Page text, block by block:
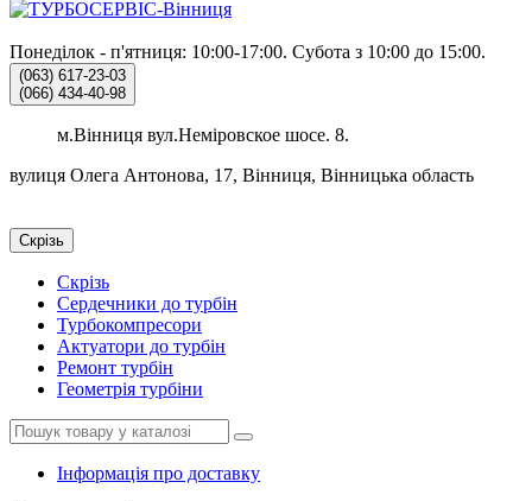
Понеділок - п'ятниця: 10:00-17:00. Субота з 10:00 до 15:00.
(063) 617-23-03
(066) 434-40-98
м.Вінниця вул.Неміровское шосе. 8.
вулиця Олега Антонова, 17, Вінниця, Вінницька область
Скрізь
Скрізь
Сердечники до турбін
Турбокомпресори
Актуатори до турбін
Ремонт турбін
Геометрія турбіни
Інформація про доставку